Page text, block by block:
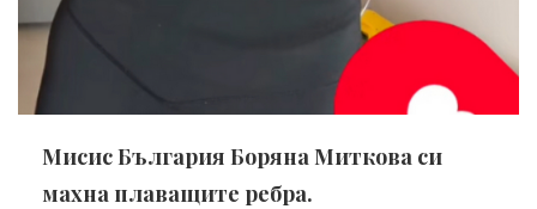
Мисис България Боряна Миткова си
махна плаващите ребра.